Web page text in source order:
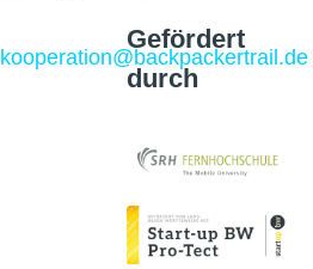
kooperation@backpackertrail.de
Gefördert
durch